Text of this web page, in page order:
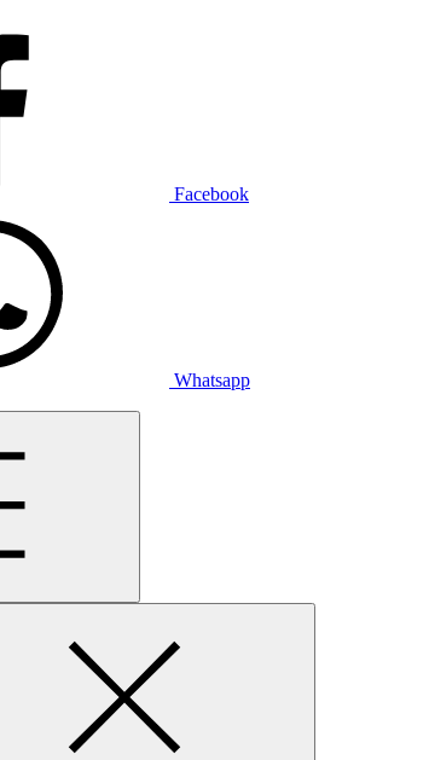
Facebook
Whatsapp